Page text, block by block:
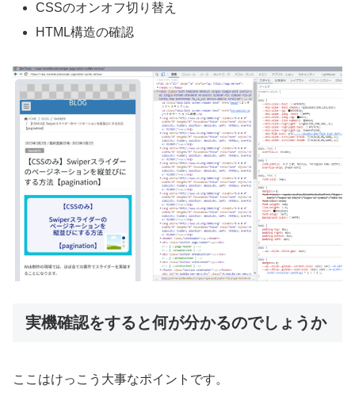
CSSのオンオフ切り替え
HTML構造の確認
実機確認をすると何が分かるのでしょうか
ここはけっこう大事なポイントです。